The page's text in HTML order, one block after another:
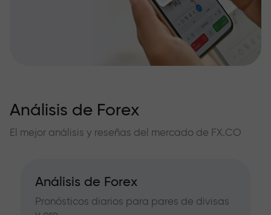
Análisis de Forex
El mejor análisis y reseñas del mercado de FX.CO
Análisis de Forex
Pronósticos diarios para pares de divisas